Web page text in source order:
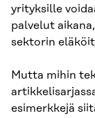
yrityksille
palvelut
sektorin
Mutta mihin
esimerkkejä